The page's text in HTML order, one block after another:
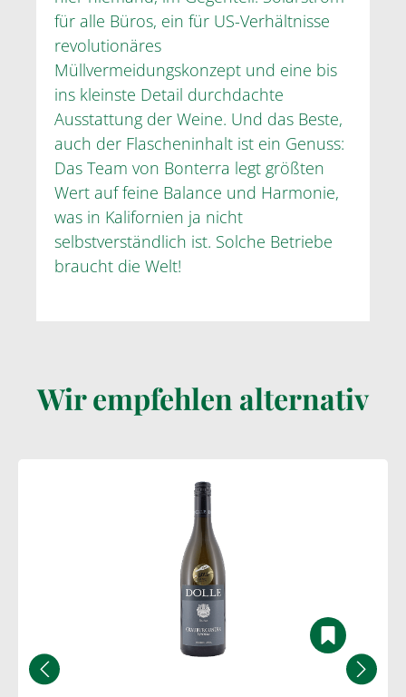
für alle Büros, ein für US-Verhältnisse
revolutionäres
Müllvermeidungskonzept und eine bis
ins kleinste Detail durchdachte
Ausstattung der Weine. Und das Beste,
auch der Flascheninhalt ist ein Genuss:
Das Team von Bonterra legt größten
Wert auf feine Balance und Harmonie,
was in Kalifornien ja nicht
selbstverständlich ist. Solche Betriebe
braucht die Welt!
Wir empfehlen alternativ